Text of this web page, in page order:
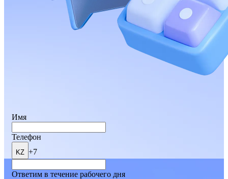
Имя
Телефон
KZ +7
Ответим в течение рабочего дня